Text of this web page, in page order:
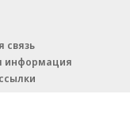
связь
информация